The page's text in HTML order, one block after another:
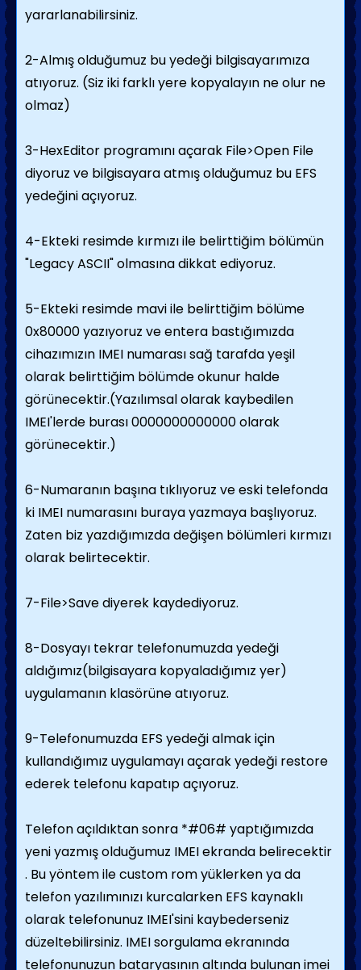
yararlanabilirsiniz.
2-Almış olduğumuz bu yedeği bilgisayarımıza
atıyoruz. (Siz iki farklı yere kopyalayın ne olur ne
olmaz)
3-HexEditor programını açarak File>Open File
diyoruz ve bilgisayara atmış olduğumuz bu EFS
yedeğini açıyoruz.
4-Ekteki resimde kırmızı ile belirttiğim bölümün
"Legacy ASCII" olmasına dikkat ediyoruz.
5-Ekteki resimde mavi ile belirttiğim bölüme
0x80000 yazıyoruz ve entera bastığımızda
cihazımızın IMEI numarası sağ tarafda yeşil
olarak belirttiğim bölümde okunur halde
görünecektir.(Yazılımsal olarak kaybedilen
IMEI'lerde burası 0000000000000 olarak
görünecektir.)
6-Numaranın başına tıklıyoruz ve eski telefonda
ki IMEI numarasını buraya yazmaya başlıyoruz.
Zaten biz yazdığımızda değişen bölümleri kırmızı
olarak belirtecektir.
7-File>Save diyerek kaydediyoruz.
8-Dosyayı tekrar telefonumuzda yedeği
aldığımız(bilgisayara kopyaladığımız yer)
uygulamanın klasörüne atıyoruz.
9-Telefonumuzda EFS yedeği almak için
kullandığımız uygulamayı açarak yedeği restore
ederek telefonu kapatıp açıyoruz.
Telefon açıldıktan sonra *#06# yaptığımızda
yeni yazmış olduğumuz IMEI ekranda belirecektir
. Bu yöntem ile custom rom yüklerken ya da
telefon yazılımınızı kurcalarken EFS kaynaklı
olarak telefonunuz IMEI'sini kaybederseniz
düzeltebilirsiniz. IMEI sorgulama ekranında
telefonunuzun bataryasının altında bulunan imei